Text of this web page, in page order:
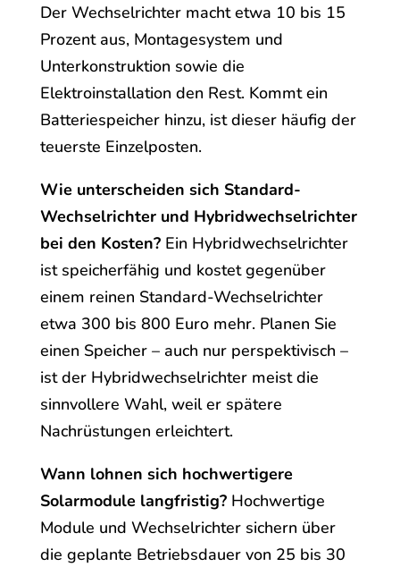
Der Wechselrichter macht etwa 10 bis 15
Prozent aus, Montagesystem und
Unterkonstruktion sowie die
Elektroinstallation den Rest. Kommt ein
Batteriespeicher hinzu, ist dieser häufig der
teuerste Einzelposten.
Wie unterscheiden sich Standard-
Wechselrichter und Hybridwechselrichter
bei den Kosten? Ein Hybridwechselrichter
ist speicherfähig und kostet gegenüber
einem reinen Standard-Wechselrichter
etwa 300 bis 800 Euro mehr. Planen Sie
einen Speicher – auch nur perspektivisch –
ist der Hybridwechselrichter meist die
sinnvollere Wahl, weil er spätere
Nachrüstungen erleichtert.
Wann lohnen sich hochwertigere
Solarmodule langfristig? Hochwertige
Module und Wechselrichter sichern über
die geplante Betriebsdauer von 25 bis 30